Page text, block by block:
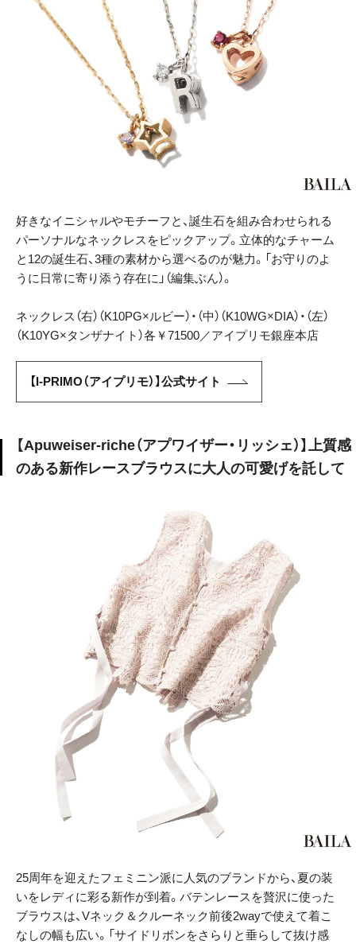
好きなイニシャルやモチーフと、誕生石を組み合わせられる
パーソナルなネックレスをピックアップ。立体的なチャーム
と12の誕生石、3種の素材から選べるのが魅力。「お守りのよ
うに日常に寄り添う存在に」（編集ぶん）。
ネックレス（右）（K10PG×ルビー）・（中）（K10WG×DIA）・（左）
（K10YG×タンザナイト）各￥71500／アイプリモ銀座本店
【I-PRIMO（アイプリモ）】公式サイト
【Apuweiser-riche（アプワイザー・リッシェ）】上質感
のある新作レースブラウスに大人の可愛げを託して
25周年を迎えたフェミニン派に人気のブランドから、夏の装
いをレディに彩る新作が到着。バテンレースを贅沢に使った
ブラウスは、Vネック＆クルーネック前後2wayで使えて着こ
なしの幅も広い。「サイドリボンをさらりと垂らして抜け感